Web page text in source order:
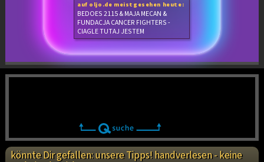
auf oljo.de meistgesehen heute:
BEDOES 2115 & MAJA MECAN &
FUNDACJA CANCER FIGHTERS -
CIAGLE TUTAJ JESTEM
könnte Dir gefallen: unsere Tipps! handverlesen - keine